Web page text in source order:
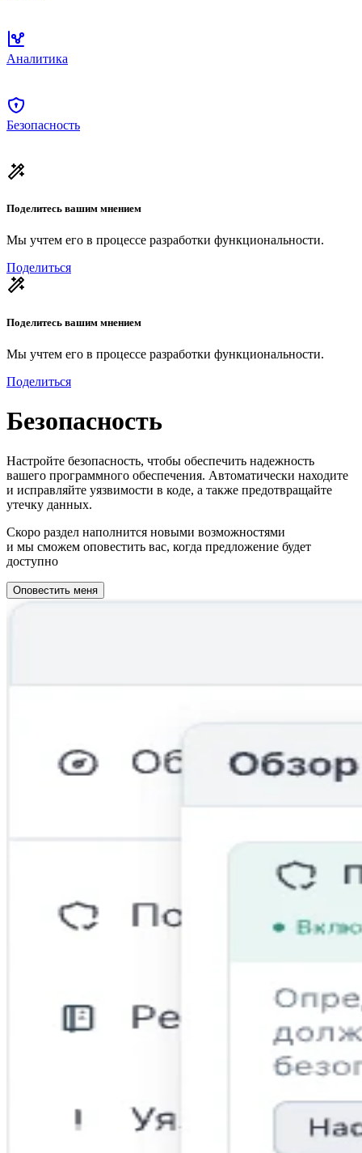
Аналитика
Безопасность
Поделитесь вашим мнением
Мы учтем его в процессе разработки функциональности.
Поделиться
Поделитесь вашим мнением
Мы учтем его в процессе разработки функциональности.
Поделиться
Безопасность
Настройте безопасность, чтобы обеспечить надежность
вашего программного обеспечения. Автоматически находите
и исправляйте уязвимости в коде, а также предотвращайте
утечку данных.
Скоро раздел наполнится новыми возможностями
и мы сможем оповестить вас, когда предложение будет
доступно
Оповестить меня